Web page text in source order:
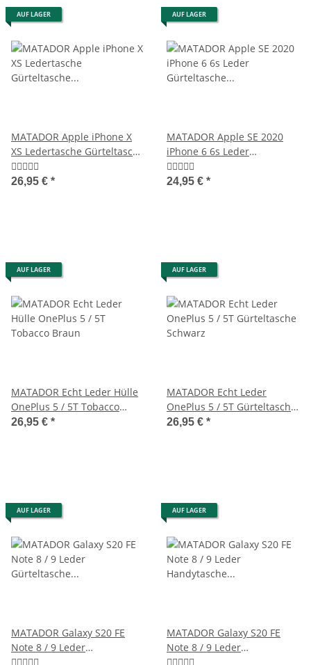
AUF LAGER
MATADOR Apple iPhone X
XS Ledertasche Gürteltasche
Vintage Braun
26,95 € *
AUF LAGER
MATADOR Apple SE 2020
iPhone 6 6s Leder
Gürteltasche Quer Schwarz
24,95 € *
AUF LAGER
MATADOR Echt Leder Hülle
OnePlus 5 / 5T Tobacco
Braun
26,95 € *
AUF LAGER
MATADOR Echt Leder
OnePlus 5 / 5T Gürteltasche
Schwarz
26,95 € *
AUF LAGER
MATADOR Galaxy S20 FE
Note 8 / 9 Leder
Gürteltasche Vertikal Braun
AUF LAGER
MATADOR Galaxy S20 FE
Note 8 / 9 Leder
Handytasche Vertikal